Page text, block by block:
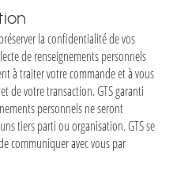
préserver la confidentialité de vos
de renseignements personnels
à traiter votre commande et à vous
de votre transaction. GTS garanti
personnels ne seront
tiers parti ou organisation. GTS se
communiquer avec vous par